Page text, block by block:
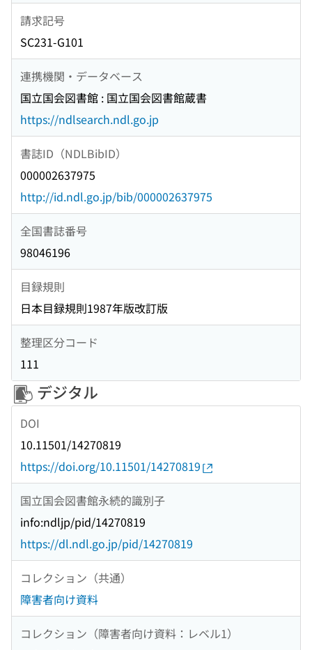
請求記号
SC231-G101
連携機関・データベース
国立国会図書館 : 国立国会図書館蔵書
https://ndlsearch.ndl.go.jp
書誌ID（NDLBibID）
000002637975
http://id.ndl.go.jp/bib/000002637975
全国書誌番号
98046196
目録規則
日本目録規則1987年版改訂版
整理区分コード
111
デジタル
DOI
10.11501/14270819
https://doi.org/10.11501/14270819
国立国会図書館永続的識別子
info:ndljp/pid/14270819
https://dl.ndl.go.jp/pid/14270819
コレクション（共通）
障害者向け資料
コレクション（障害者向け資料：レベル1）